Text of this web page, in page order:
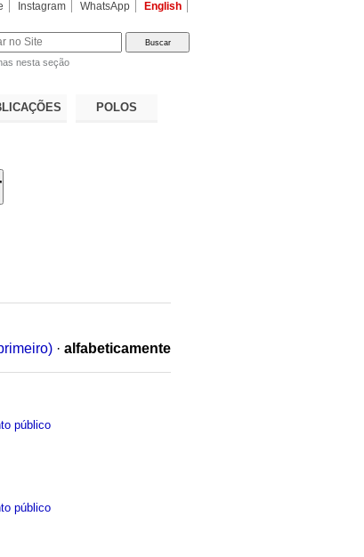
Instagram WhatsApp English
nesta seção
POLOS
· alfabeticamente
público
público